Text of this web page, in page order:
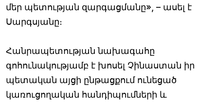
մեր պետության զարգացմանը», – ասել է
Սարգսյանը։
Հանրապետության նախագահը
գոհունակությամբ է խոսել Չինաստան իր
պետական այցի ընթացքում ունեցած
կառուցողական հանդիպումների և